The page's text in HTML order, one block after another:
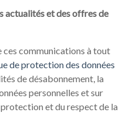
actualités et des offres de
ces communications à tout
de protection des données
de désabonnement, la
personnelles et sur
et du respect de la